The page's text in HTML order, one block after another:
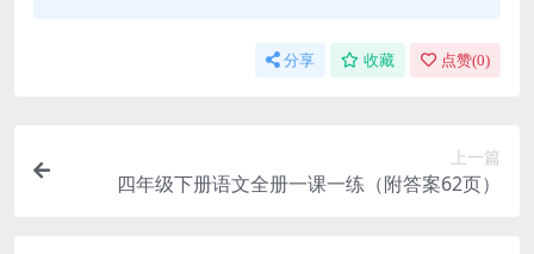
分享 收藏 点赞(0)
上一篇
四年级下册语文全册一课一练（附答案62页）